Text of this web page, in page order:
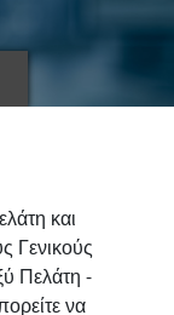
και
Γενικούς
Πελάτη -
να